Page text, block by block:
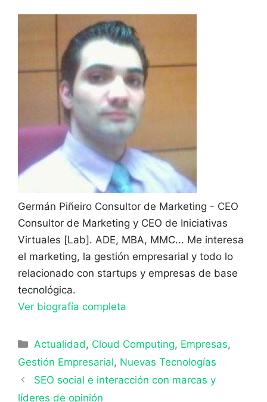
Germán Piñeiro Consultor de Marketing - CEO
Consultor de Marketing y CEO de Iniciativas
Virtuales [Lab]. ADE, MBA, MMC... Me interesa
el marketing, la gestión empresarial y todo lo
relacionado con startups y empresas de base
tecnológica.
Ver biografía completa
Categorías
Actualidad , Cloud Computing, Empresas,
Gestión Empresarial, Nuevas Tecnologías
SEO social e interacción con marcas y
líderes de opinión